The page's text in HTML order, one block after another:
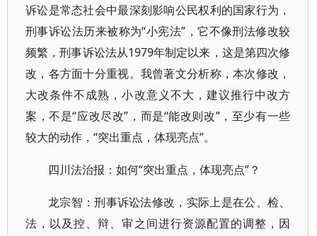
诉讼是常态社会中最深刻影响公民权利的国家行为，
刑事诉讼法历来被称为“小宪法”，它不像刑法修改较
频繁，刑事诉讼法从1979年制定以来，这是第四次修
改，各方面十分重视。我曾著文分析称，本次修改，
大改条件不成熟，小改意义不大，建议推行中改方
案，不是“应改尽改”，而是“能改则改”，至少有一些
较大的动作，“突出重点，体现亮点”。
四川法治报：如何“突出重点，体现亮点”？
龙宗智：刑事诉讼法修改，实际上是在公、检、
法，以及控、辩、审之间进行资源配置的调整，因